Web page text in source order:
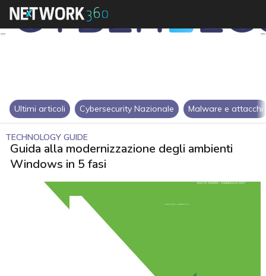
Ultimi articoli Cybersecurity Nazionale Malware e attacchi
TECHNOLOGY GUIDE
Guida alla modernizzazione degli ambienti
Windows in 5 fasi